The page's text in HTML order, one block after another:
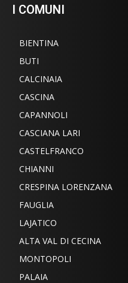
I COMUNI
BIENTINA
BUTI
CALCINAIA
CASCINA
CAPANNOLI
CASCIANA LARI
CASTELFRANCO
CHIANNI
CRESPINA LORENZANA
FAUGLIA
LAJATICO
ALTA VAL DI CECINA
MONTOPOLI
PALAIA